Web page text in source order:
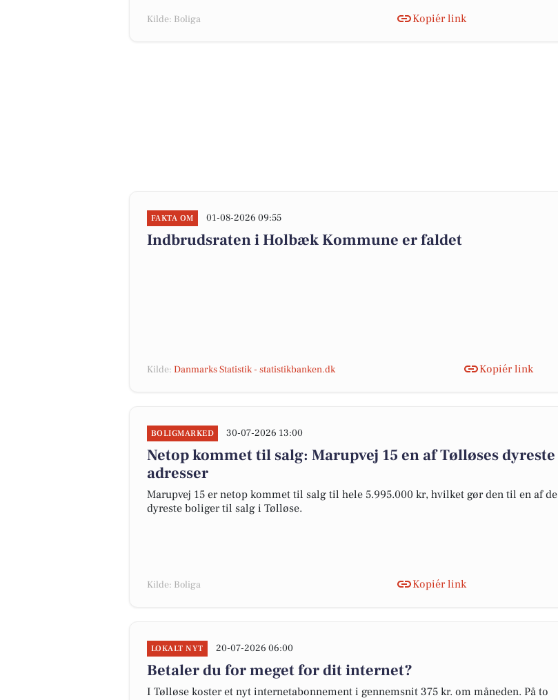
Kilde: Boliga Kopiér link
FAKTA OM 01-08-2026 09:55
Indbrudsraten i Holbæk Kommune er faldet
Kilde: Danmarks Statistik - statistikbanken.dk Kopiér link
BOLIGMARKED 30-07-2026 13:00
Netop kommet til salg: Marupvej 15 en af Tølløses dyreste
adresser
Marupvej 15 er netop kommet til salg til hele 5.995.000 kr, hvilket gør den til en af de
dyreste boliger til salg i Tølløse.
Kilde: Boliga Kopiér link
LOKALT NYT 20-07-2026 06:00
Betaler du for meget for dit internet?
I Tølløse koster et nyt internetabonnement i gennemsnit 375 kr. om måneden. På to